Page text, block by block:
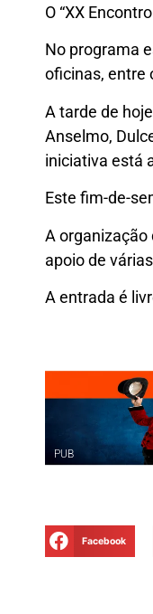
O “XX
No programa
oficinas, entre
A tarde de
Anselmo,
iniciativa está
Este fim-de-
A organização
apoio de
A entrada é
Facebook